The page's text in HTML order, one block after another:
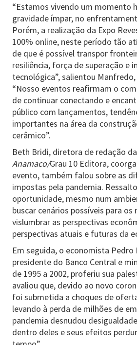
“Estamos vivendo um momento
gravidade ímpar, no
Porém, a realização da Expo
100% online, neste período tão
de que é possível transpor
resiliência, força de superação e
tecnológica”, salientou
“Nosso eventos reafirmam o
de continuar conectando e
público com lançamentos,
importantes na área da
cerâmico”.
Beth Bridi, diretora de redação da
Anamaco/Grau 10 Editora,
evento, também falou sobre as
impostas pela pandemia.
oportunidade, mesmo num
buscar cenários possíveis para os
vislumbrar as perspectivas
perspectivas atuais e futuras da
Em seguida, o economista Pedro
presidente do Banco Central e
de 1995 a 2002, proferiu sua
avaliou que, devido ao novo
foi submetida a choques de
levando à perda de milhões de
pandemia desnudou
dentro deles e seus efeitos